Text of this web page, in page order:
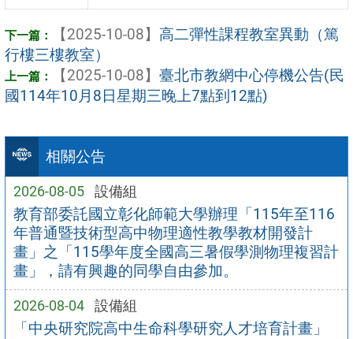
相關公告
2026-08-05 設備組
教育部委託國立彰化師範大學辦理「115年至116
年普通暨技術型高中物理適性教學教材開發計
畫」之「115學年度全國高三暑假學測物理複習計
畫」，請有興趣的同學自由參加。
2026-08-04 設備組
「中央研究院高中生命科學研究人才培育計畫」
【2025-10-08】 高二彈性課程教室異動（篤
行樓三樓教室）
【2025-10-08】 臺北市教網中心停機公告(民
國114年10月8日星期三晚上7點到12點)